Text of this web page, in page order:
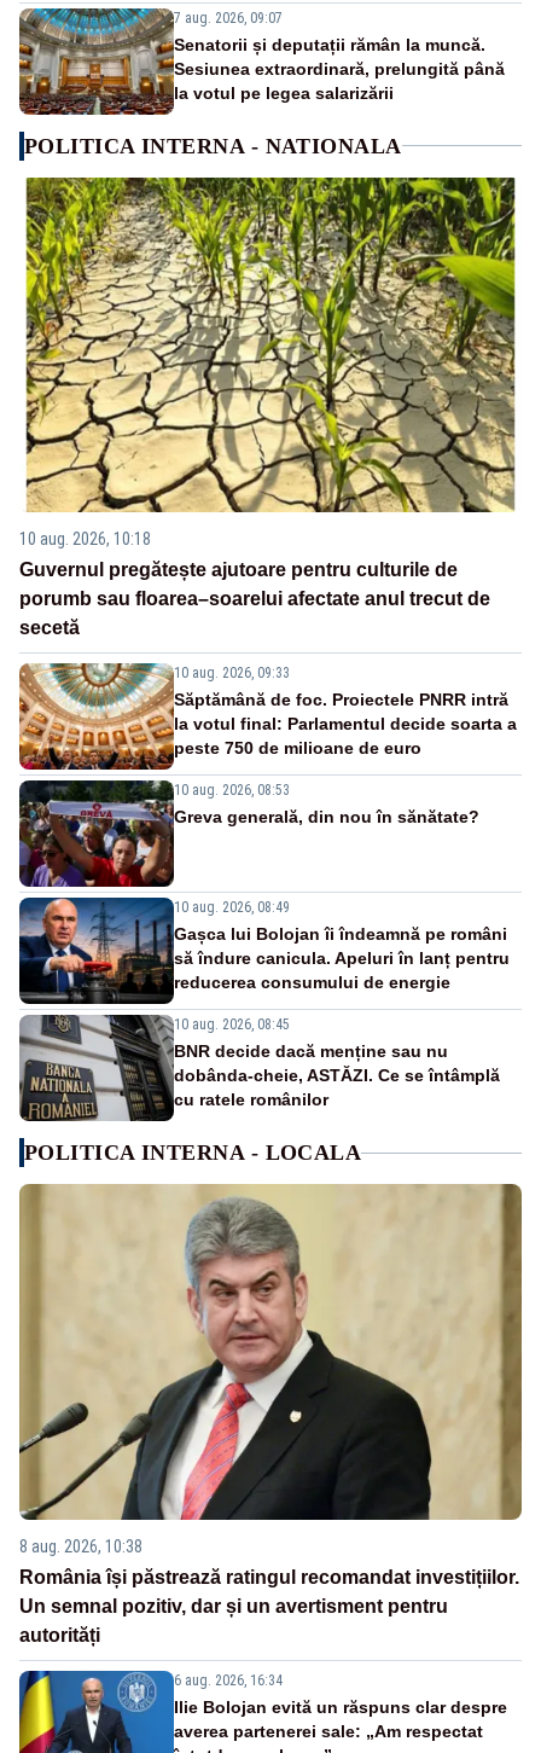
7 aug. 2026, 09:07
Senatorii și deputații rămân la muncă.
Sesiunea extraordinară, prelungită până
la votul pe legea salarizării
POLITICA INTERNA - NATIONALA
10 aug. 2026, 10:18
Guvernul pregătește ajutoare pentru culturile de
porumb sau floarea–soarelui afectate anul trecut de
secetă
10 aug. 2026, 09:33
Săptămână de foc. Proiectele PNRR intră
la votul final: Parlamentul decide soarta a
peste 750 de milioane de euro
10 aug. 2026, 08:53
Greva generală, din nou în sănătate?
10 aug. 2026, 08:49
Gașca lui Bolojan îi îndeamnă pe români
să îndure canicula. Apeluri în lanț pentru
reducerea consumului de energie
10 aug. 2026, 08:45
BNR decide dacă menține sau nu
dobânda-cheie, ASTĂZI. Ce se întâmplă
cu ratele românilor
POLITICA INTERNA - LOCALA
8 aug. 2026, 10:38
România își păstrează ratingul recomandat investițiilor.
Un semnal pozitiv, dar și un avertisment pentru
autorități
6 aug. 2026, 16:34
Ilie Bolojan evită un răspuns clar despre
averea partenerei sale: „Am respectat